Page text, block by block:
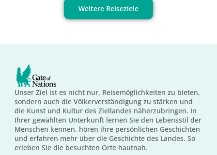
Weitere Reiseziele
Unser Ziel ist es nicht nur, Reisemöglichkeiten zu bieten,
sondern auch die Völkerverständigung zu stärken und
die Kunst und Kultur des Ziellandes näherzubringen. In
Ihrer gewählten Unterkunft lernen Sie den Lebensstil der
Menschen kennen, hören ihre persönlichen Geschichten
und erfahren mehr über die Geschichte des Landes. So
erleben Sie die besuchten Orte hautnah.